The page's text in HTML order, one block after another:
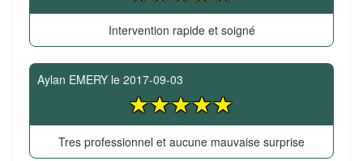
Intervention rapide et soigné
Aylan EMERY le 2017-09-03
Tres professionnel et aucune mauvaise surprise